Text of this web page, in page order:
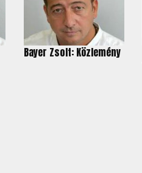
Bayer Zsolt: Közlemény